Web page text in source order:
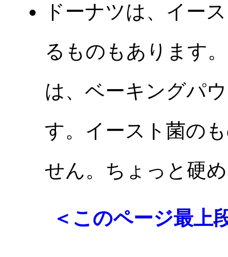
ドーナツは、イー
るものもあります
は、ベーキングパ
す。イースト菌の
せん。ちょっと硬
＜このページ最